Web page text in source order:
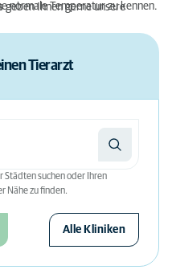
normale Temperatur zu kennen.
geben Ihnen gerne unsere
Tierarzt
Städten suchen oder Ihren
Nähe zu finden.
Alle Kliniken